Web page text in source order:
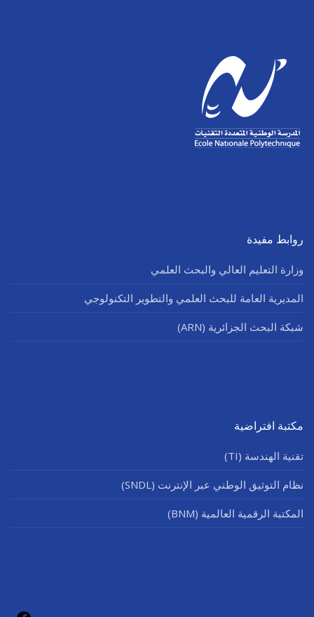
روابط مفيدة
وزارة التعليم العالي والبحث العلمي
المديرية العامة للبحث العلمي والتطوير التكنولوجي
شبكة البحث الجزائرية (ARN)
مكتبة افتراضية
تقنية الهندسة (TI)
نظام التوثيق الوطني عبر الإنترنت (SNDL)
المكتبة الرقمية العالمية (BNM)